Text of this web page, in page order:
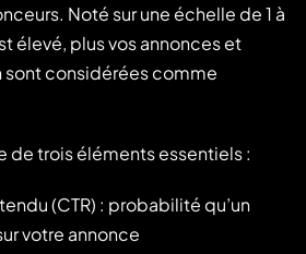
Noté sur une échelle de 1 à
élevé, plus vos annonces et
considérées comme
de trois éléments essentiels :
(CTR) : probabilité qu’un
votre annonce